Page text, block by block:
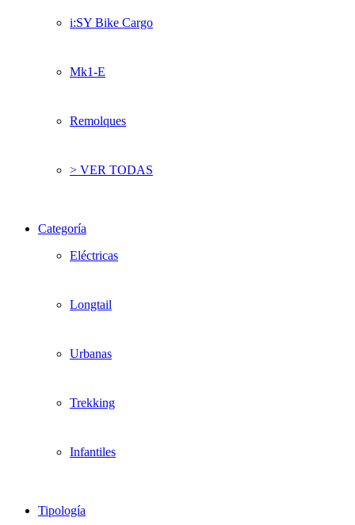
i:SY Bike Cargo
Mk1-E
Remolques
> VER TODAS
Categoría
Eléctricas
Longtail
Urbanas
Trekking
Infantiles
Tipología